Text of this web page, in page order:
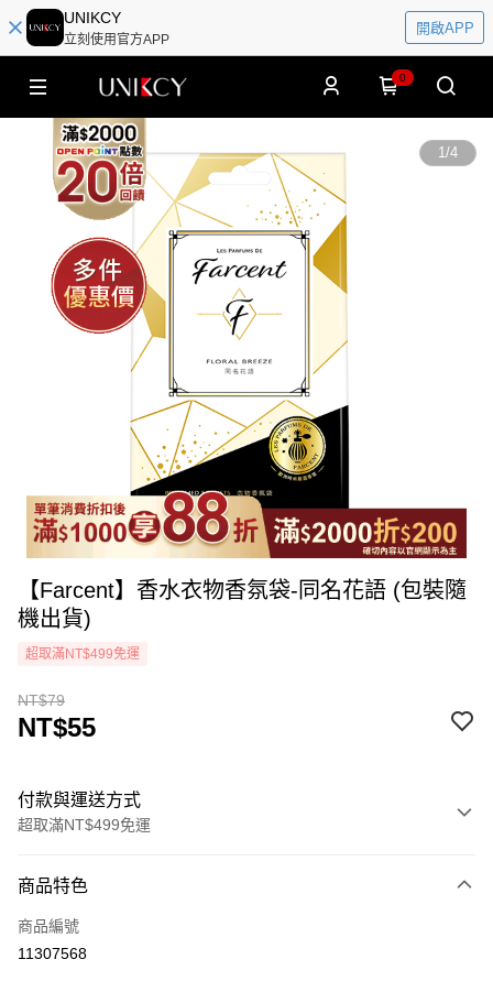
UNIKCY
立刻使用官方APP
開啟APP
0
1/4
【Farcent】香水衣物香氛袋-同名花語 (包裝隨
機出貨)
超取滿NT$499免運
NT$79
NT$55
付款與運送方式
超取滿NT$499免運
icash Pay
信用卡一次付款
商品特色
商品編號
11307568